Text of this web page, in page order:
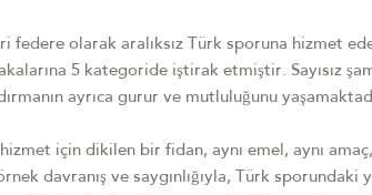
aralıksız Türk sporuna hizmet eden
5 kategoride iştirak etmiştir. Sayısız
ayrıca gurur ve mutluluğunu
bir fidan, aynı emel, aynı amaç, ve
davranış ve saygınlığıyla, Türk sporundaki